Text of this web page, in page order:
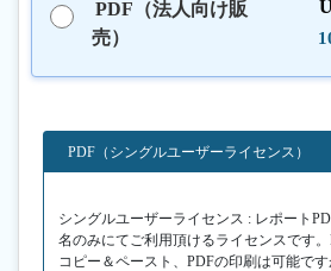
PDF（法人向け販
売）
PDF（シングルユーザーライセンス）
シングルユーザーライセンス : レポート
名のみにてご利用頂けるライセンスです
コピー＆ペースト、PDFの印刷は可能で